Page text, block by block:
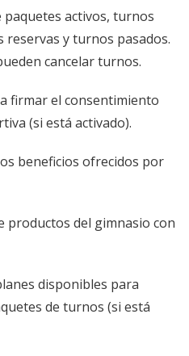
paquetes activos, turnos
reservas y turnos pasados.
cancelar turnos.
firmar el consentimiento
(si está activado).
beneficios ofrecidos por
productos del gimnasio con
disponibles para
de turnos (si está